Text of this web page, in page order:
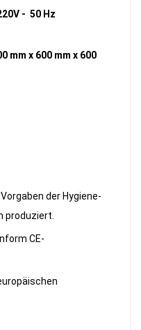
- 50 Hz
mm x 600 mm x 600
der Hygiene-
produziert.
CE-